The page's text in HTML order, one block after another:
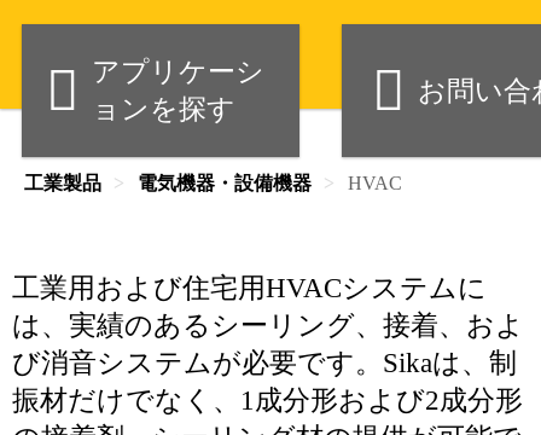
アプリケーシ
ョンを探す
お問い合
工業製品 電気機器・設備機器 HVAC
工業用および住宅用HVACシステムに
は、実績のあるシーリング、接着、およ
び消音システムが必要です。Sikaは、制
振材だけでなく、1成分形および2成分形